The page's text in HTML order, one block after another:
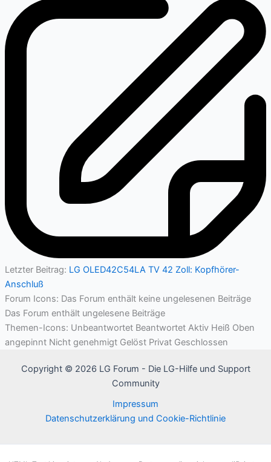
Letzter Beitrag: LG OLED42C54LA TV 42 Zoll: Kopfhörer-
Anschluß
Forum Icons: Das Forum enthält keine ungelesenen Beiträge
Das Forum enthält ungelesene Beiträge
Themen-Icons: Unbeantwortet Beantwortet Aktiv Heiß Oben
angepinnt Nicht genehmigt Gelöst Privat Geschlossen
Copyright © 2026 LG Forum - Die LG-Hilfe und Support
Community
Impressum
Datenschutzerklärung und Cookie-Richtlinie